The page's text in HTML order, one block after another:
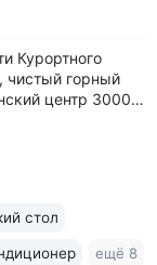
Курортного
чистый горный
центр 3000
и ДНК-
стол
ещё 8